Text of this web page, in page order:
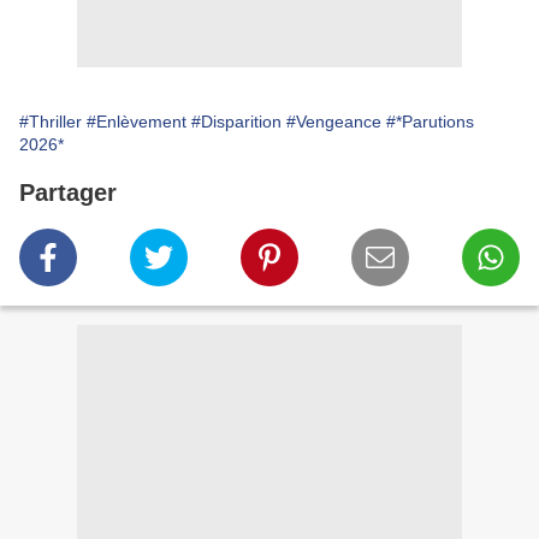
#Thriller #Enlèvement #Disparition #Vengeance #*Parutions
2026*
Partager